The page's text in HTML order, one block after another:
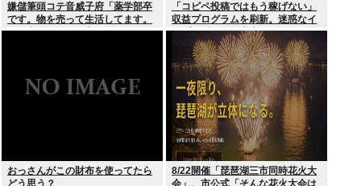
嫌儲筆頭コテ音威子府「薬学部卒
です。物を売って生活してます。
何を売ってるかは言えません」
「コピペ投稿ではもう稼げない」
収益プログラムを刷新。迷惑なイ
ンプレゾンビは本当にいなくなる
のか？
おっさんがこの財布を使ってたら
8/22開催「琵琶湖三市同時花火大